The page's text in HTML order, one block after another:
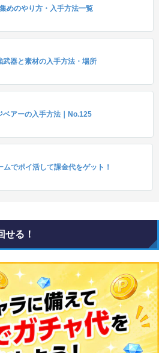
めのやり方・入手方法一覧
武器と素材の入手方法・場所
ベアーの入手方法｜No.125
ムでポイ活して課金代をゲット！
せる！